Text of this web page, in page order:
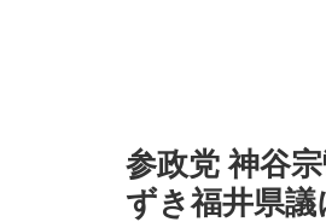
参政党 神谷
ずき福井県議